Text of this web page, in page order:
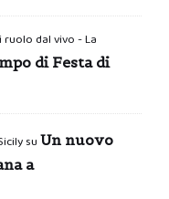
dal vivo - La
di Festa di
su Un nuovo
a